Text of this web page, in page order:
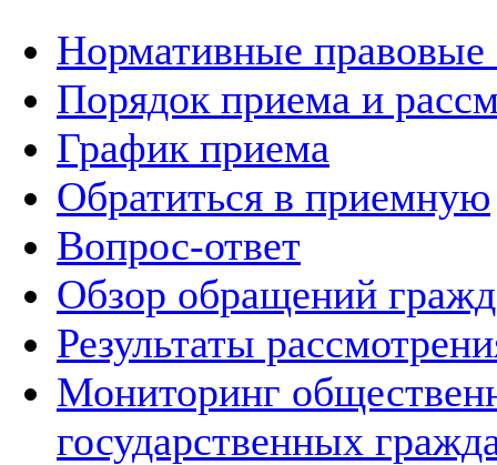
Нормативные правовые
Порядок приема и
График приема
Обратиться в приемную
Вопрос-ответ
Обзор обращений
Результаты
Мониторинг
государственных